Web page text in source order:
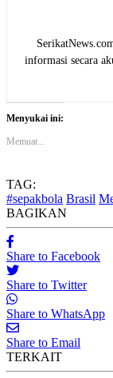
informasi secara
Menyukai ini:
Memuat...
TAG:
#sepakbola Brasil
BAGIKAN
Share to Facebook
Share to Twitter
Share to WhatsApp
Share to Email
TERKAIT